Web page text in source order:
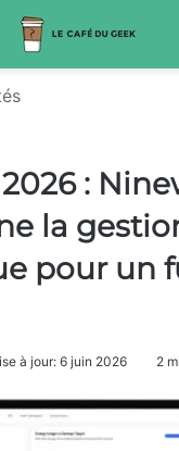
2026 :
la
pour un
à jour: 6 juin 2026 2